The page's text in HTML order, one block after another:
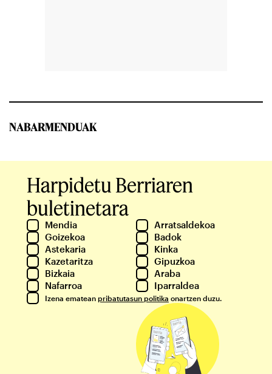
NABARMENDUAK
Harpidetu Berriaren
buletinetara
Mendia
Arratsaldekoa
Goizekoa
Badok
Astekaria
Kinka
Kazetaritza
Gipuzkoa
Bizkaia
Araba
Nafarroa
Iparraldea
Izena ematean pribatutasun politika onartzen duzu.